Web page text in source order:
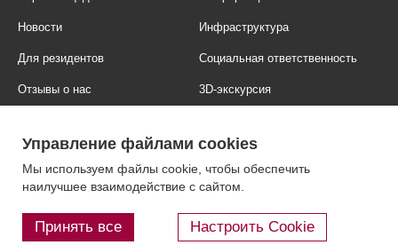
Новости Инфраструктура
Для резидентов Социальная ответственность
Отзывы о нас 3D-экскурсия
Контакты Блог
Управление файлами cookies
Мы используем файлы cookie, чтобы обеспечить
наилучшее взаимодействие с сайтом.
Принять все Настроить Cookie